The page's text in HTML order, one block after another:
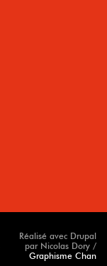
Réalisé avec Drupal
par Nicolas Dory /
Graphisme Chan